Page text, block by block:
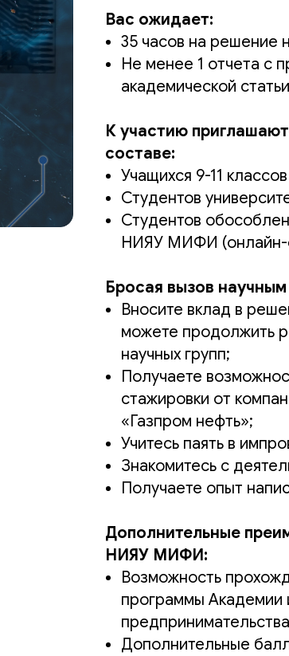
Вас ожидает:
35 часов на решение
Не менее 1 отчета с
академической
К участию
составе:
Учащихся 9-11
Студентов
Студентов
НИЯУ МИФИ (онлайн-
Бросая вызов
Вносите вклад в
можете продолжить
научных групп;
Получаете
стажировки от
«Газпром нефть»;
Учитесь паять в
Знакомитесь с
Получаете опыт
Дополнительные
НИЯУ МИФИ:
Возможность
программы Академии
Дополнительные